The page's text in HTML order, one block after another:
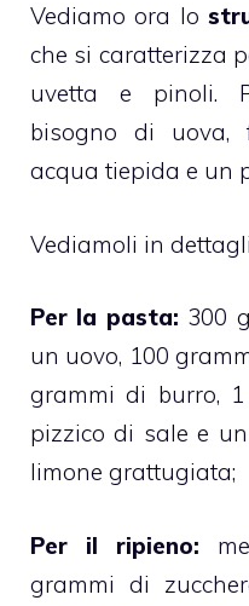
Vediamo ora lo
che si caratterizza
uvetta e pinoli.
bisogno di uova,
acqua tiepida e un
Vediamoli in
Per la pasta: 300
un uovo, 100
grammi di burro,
pizzico di sale e
limone grattugiata;
Per il ripieno:
grammi di